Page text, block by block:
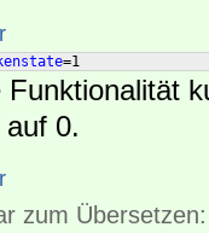
=1
Funktionalität
0.
zum Übersetzen: